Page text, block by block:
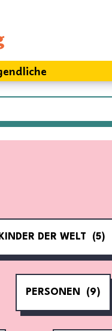
KINDER DER WELT (5)
PERSONEN (9)